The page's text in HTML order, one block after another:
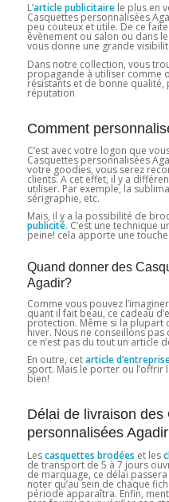
L‘article publicitairele plus en
Casquettes personnalisées
peu couteux et utile. De ce
évènement ou salon ou dans
vous donne une grande
Dans notre collection, vous
propagande à utiliser comme
résistants et de bonne
réputation
Comment
C’est avec votre logon que
Casquettes personnalisées
votre goodies, vous serez
clients. A cet effet, il y a
utiliser. Par exemple, la
sérigraphie, etc.
Mais, il y a la possibilité de
publicité. C’est une technique
peine! cela apporte une
Quand donner des
Agadir?
Comme vous pouvez
quant il fait beau, ce cadeau
protection. Même si la plupart
hiver. Nous ne conseillons
ce n’est pas du tout un article
En outre, cetarticle
sport. Mais le porter ou
bien!
Délai de livraison des
personnalisées
Lescasquettes brodées et les
de transport de 5 à 7 jours
de marquage, ce délai
noter qu’au sein de chaque
période apparaîtra. Enfin,